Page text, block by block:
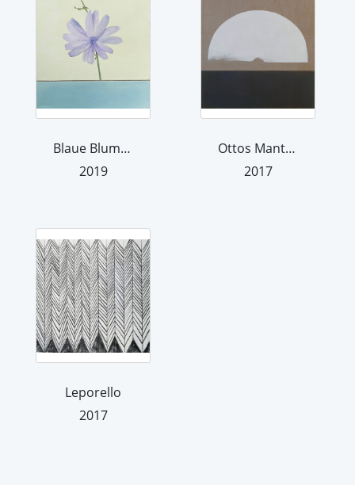
Blaue Blume 2 mit blauem Streifen
2019
Ottos Mantel 2
2017
Leporello
2017